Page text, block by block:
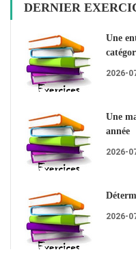
DERNIER
Une
2026-
Une
année
2026-
2026-